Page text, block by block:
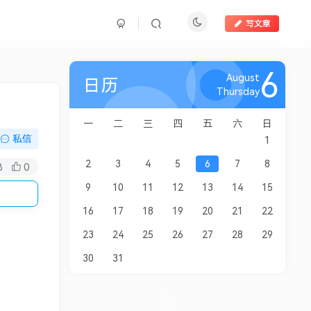
写文章
私信
0
日历
August
Thursday6
一 二 三 四 五 六
日
1
2
3 4 5 6 7
8
9
10 11 12 13 14
15
16
17 18 19 20 21
22
23
24 25 26 27 28
29
30
31